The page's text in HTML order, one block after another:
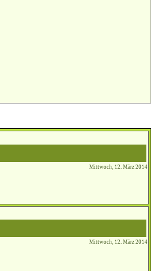
Mittwoch, 12. März 2014
Mittwoch, 12. März 2014